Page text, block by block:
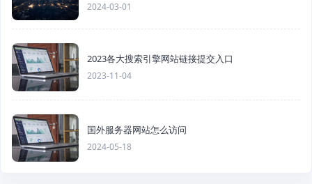
2024-03-01
2023各大搜索引擎网站链接提交入口
2023-11-04
国外服务器网站怎么访问
2024-05-18